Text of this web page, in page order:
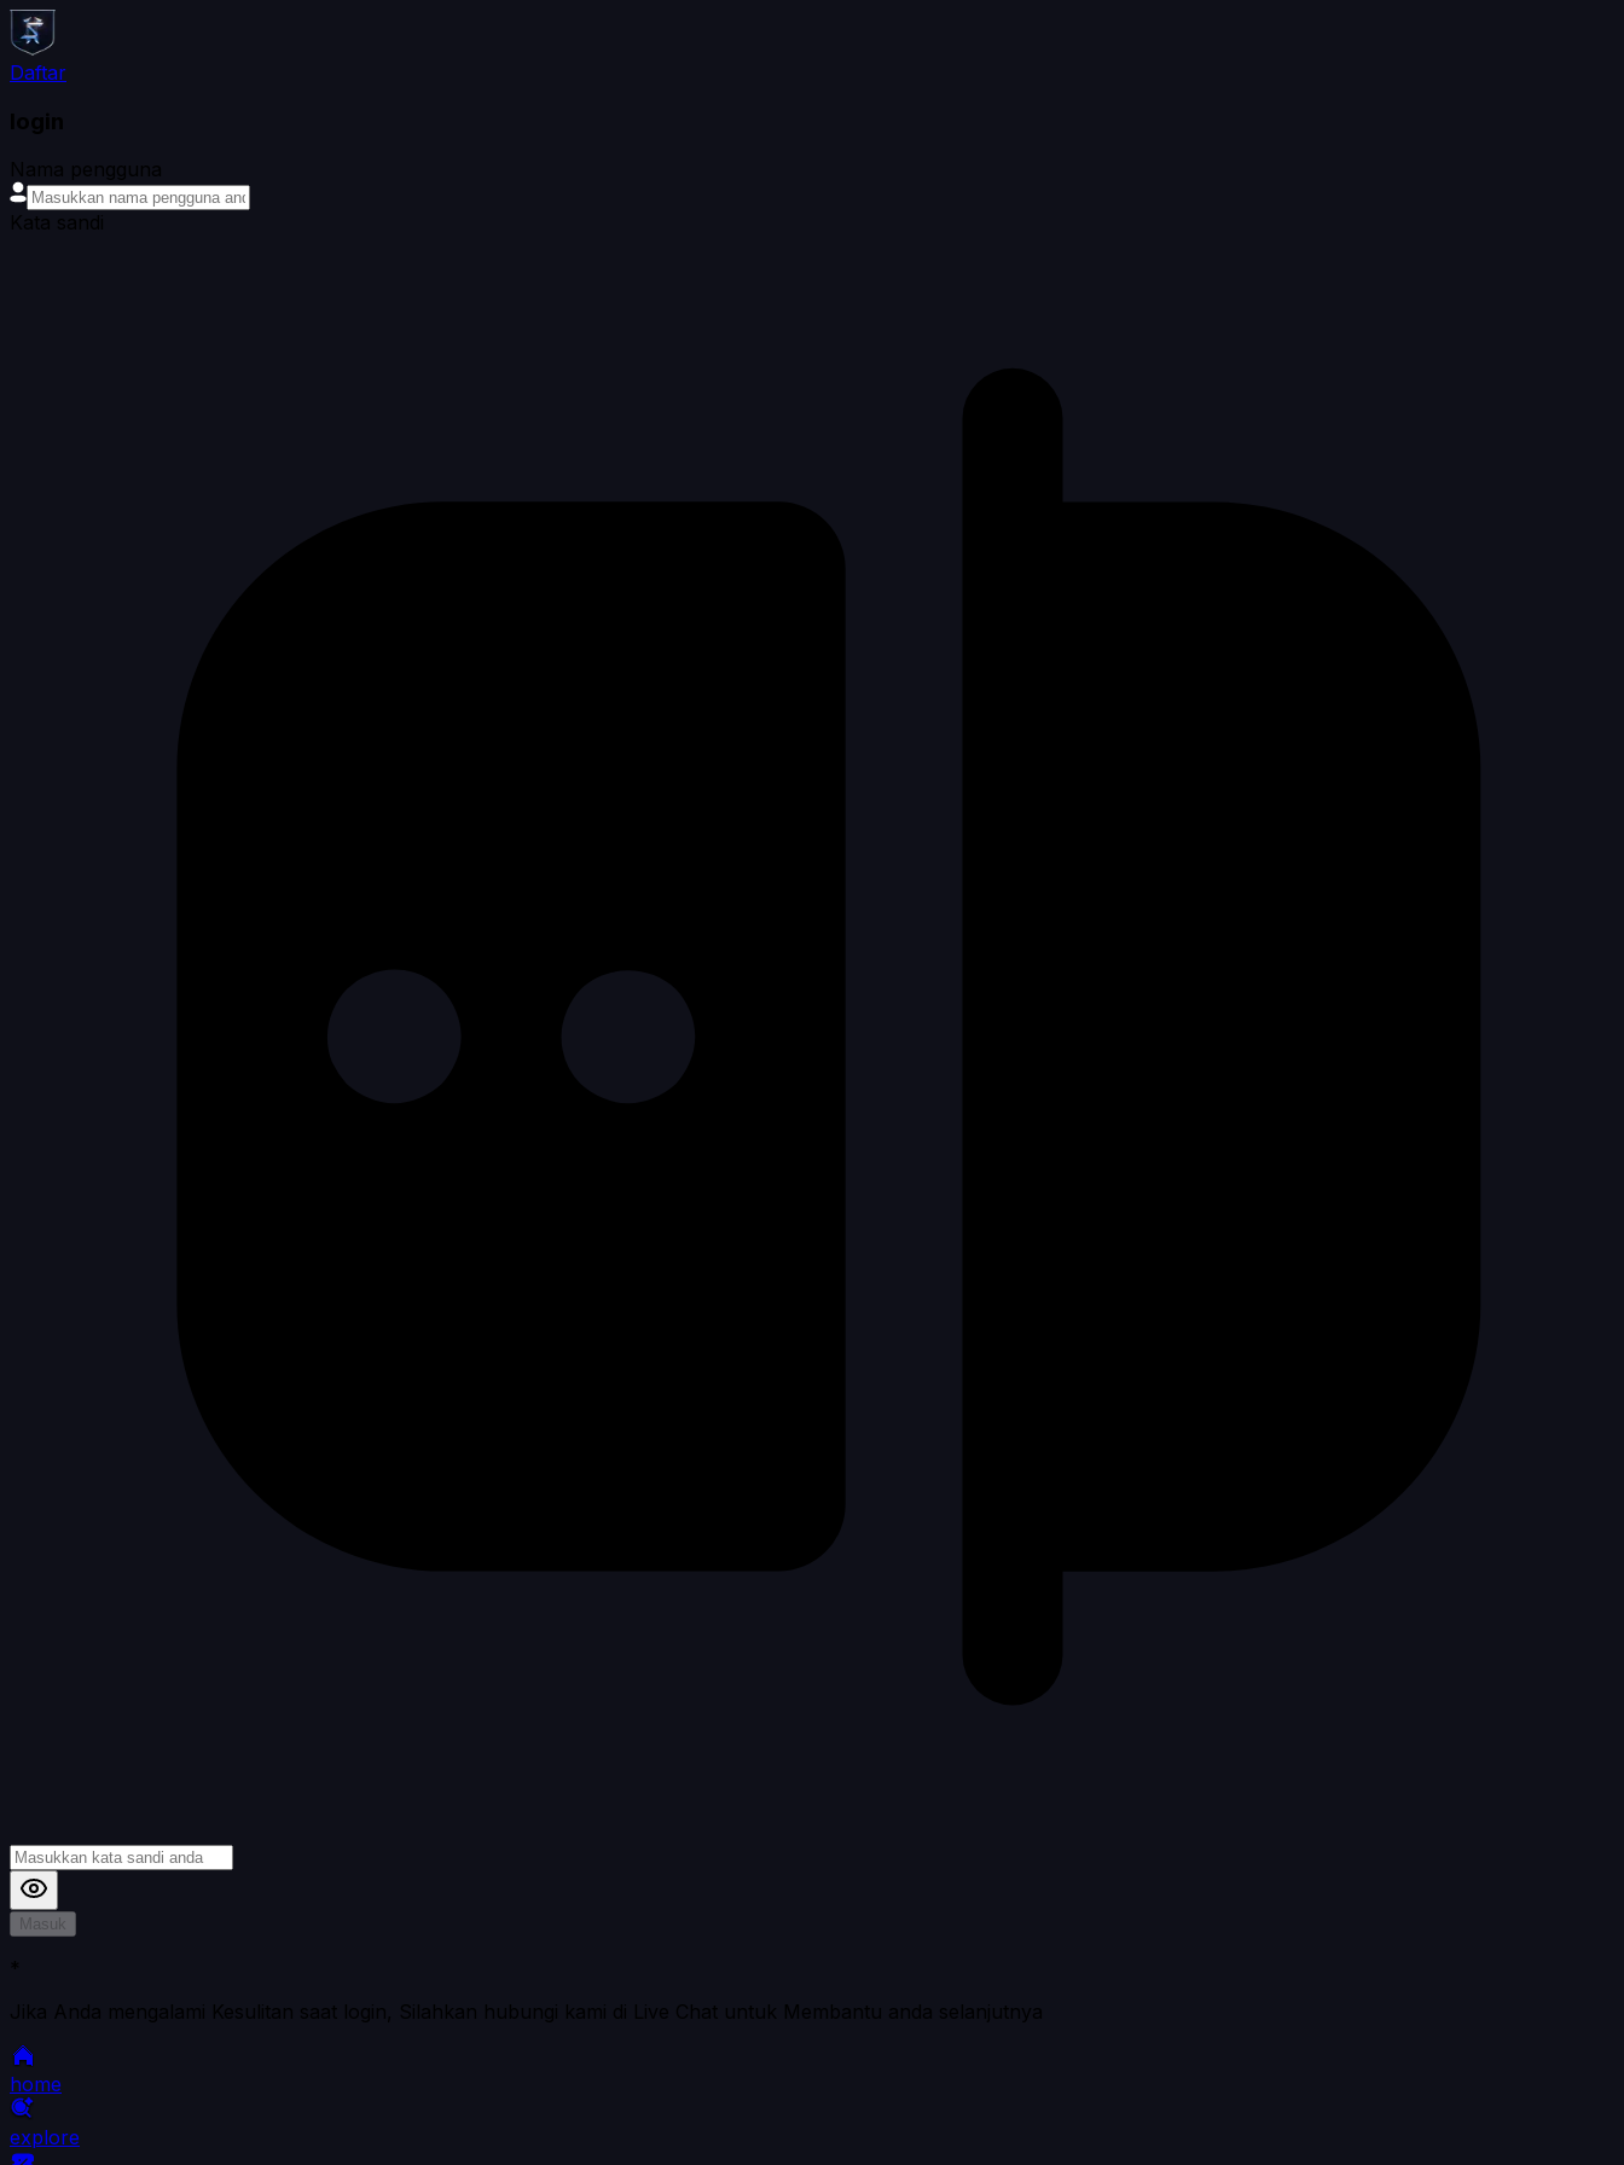
Daftar
login
Nama pengguna
Kata sandi
Masuk
*
Jika Anda mengalami Kesulitan saat login, Silahkan hubungi kami di Live Chat untuk Membantu anda selanjutnya
home
explore